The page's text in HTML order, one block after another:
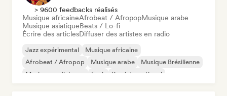
> 9600 feedbacks réalisés
Musique africaineAfrobeat / AfropopMusique arabe
Musique asiatiqueBeats / Lo-fi
Écrire des articlesDiffuser des artistes en radio
Jazz expérimental
Musique africaine
Afrobeat / Afropop
Musique arabe
Musique Brésilienne
Musique caribéenne
Funk Rap international